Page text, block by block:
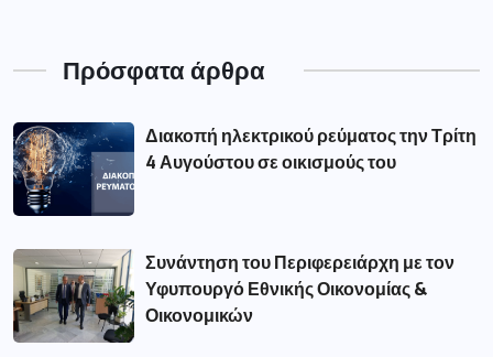
Πρόσφατα άρθρα
Διακοπή ηλεκτρικού ρεύματος την Τρίτη
4 Αυγούστου σε οικισμούς του
Συνάντηση του Περιφερειάρχη με τον
Υφυπουργό Εθνικής Οικονομίας &
Οικονομικών